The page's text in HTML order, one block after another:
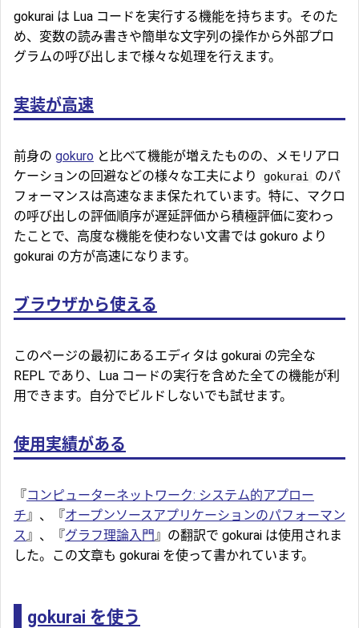
gokurai は Lua コードを実行する機能を持ちます。そのた
め、変数の読み書きや簡単な文字列の操作から外部プロ
グラムの呼び出しまで様々な処理を行えます。
実装が高速
前身の gokuro と比べて機能が増えたものの、メモリアロ
ケーションの回避などの様々な工夫により
gokurai
のパ
フォーマンスは高速なまま保たれています。特に、マクロ
の呼び出しの評価順序が遅延評価から積極評価に変わっ
たことで、高度な機能を使わない文書では gokuro より
gokurai の方が高速になります。
ブラウザから使える
このページの最初にあるエディタは gokurai の完全な
REPL であり、Lua コードの実行を含めた全ての機能が利
用できます。自分でビルドしないでも試せます。
使用実績がある
『コンピューターネットワーク: システム的アプロー
チ』、『オープンソースアプリケーションのパフォーマン
ス』、『グラフ理論入門』の翻訳で gokurai は使用されま
した。この文章も gokurai を使って書かれています。
gokurai を使う